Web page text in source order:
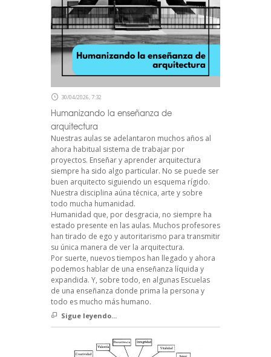
30/04/2026, 7:32
Humanizando la enseñanza de
arquitectura
Nuestras aulas se adelantaron muchos años al
ahora habitual sistema de trabajar por
proyectos. Enseñar y aprender arquitectura
siempre ha sido algo particular. No se puede ser
buen arquitecto siguiendo un esquema rígido.
Nuestra disciplina aúna técnica, arte y sobre
todo mucha humanidad.
Humanidad que, por desgracia, no siempre ha
estado presente en las aulas. Muchos profesores
han tirado de ego y autoritarismo para transmitir
su única manera de ver la arquitectura.
Por suerte, nuevos tiempos han llegado y ahora
podemos hablar de una enseñanza líquida y
expandida. Y, sobre todo, en algunas Escuelas
de una enseñanza donde prima la persona y
todo es mucho más humano.
Sigue leyendo...